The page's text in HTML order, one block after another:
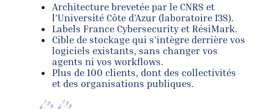
Architecture brevetée par le CNRS et
l’Université Côte d’Azur (laboratoire I3S).
Labels France Cybersecurity et RésiMark.
Cible de stockage qui s’intègre derrière vos
logiciels existants, sans changer vos
agents ni vos workflows.
Plus de 100 clients, dont des collectivités
et des organisations publiques.